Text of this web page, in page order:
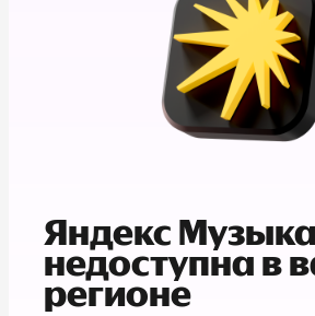
Яндекс Музыка
недоступна в
регионе